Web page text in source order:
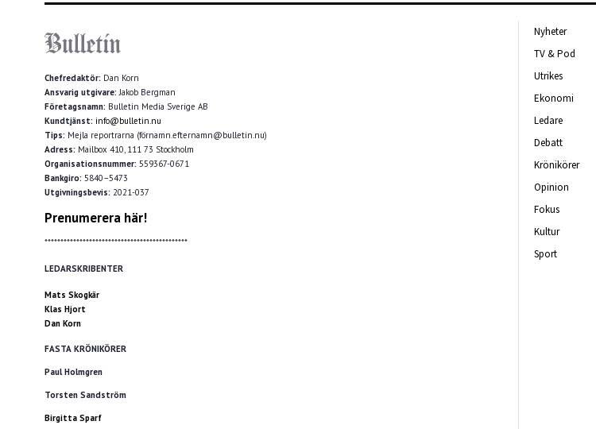
Chefredaktör: Dan Korn
Ansvarig utgivare:Jakob Bergman
Företagsnamn: Bulletin Media Sverige AB
Kundtjänst: info@bulletin.nu
Tips: Mejla reportrarna (förnamn.efternamn@bulletin.nu)
Adress: Mailbox 410, 111 73 Stockholm
Organisationsnummer: 559367-0671
Bankgiro: 5840–5473
Utgivningsbevis: 2021-037
Prenumerera här!
*********************************************
LEDARSKRIBENTER
Mats Skogkär
Klas Hjort
Dan Korn
FASTA KRÖNIKÖRER
Paul Holmgren
Torsten Sandström
Birgitta Sparf
Nyheter
TV & Pod
Utrikes
Ekonomi
Ledare
Debatt
Krönikörer
Opinion
Fokus
Kultur
Sport